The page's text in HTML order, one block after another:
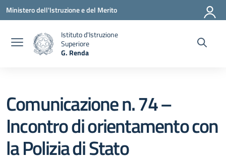
Ministero dell'Istruzione e del Merito
Istituto d'Istruzione
Superiore
G. Renda
Comunicazione n. 74 –
Incontro di orientamento con
la Polizia di Stato